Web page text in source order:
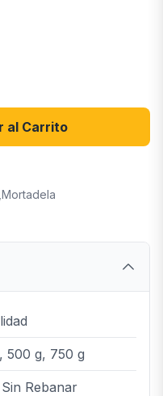
al Carrito
Mortadela
500 g, 750 g
Rebanar